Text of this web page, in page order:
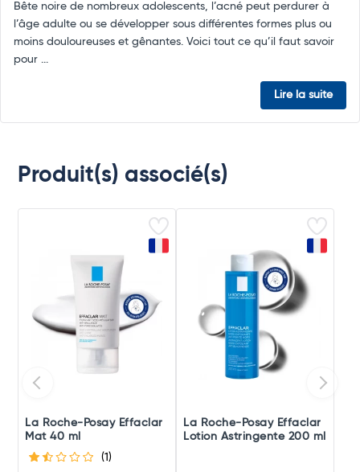
Bête noire de nombreux adolescents, l’acné peut perdurer à
l’âge adulte ou se développer sous différentes formes plus ou
moins douloureuses et gênantes. Voici tout ce qu’il faut savoir
pour ...
Lire la suite
Produit(s) associé(s)
La Roche-Posay Effaclar
Mat 40 ml
(1)
La Roche-Posay Effaclar
Lotion Astringente 200 ml